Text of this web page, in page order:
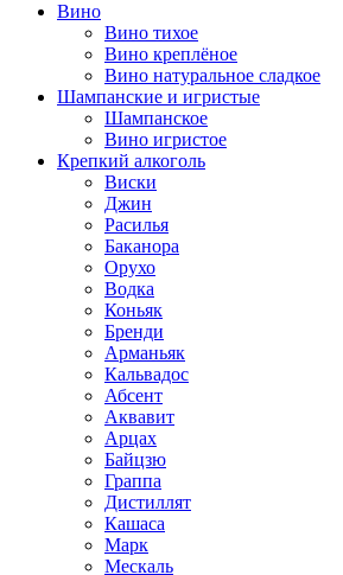
Вино
Вино тихое
Вино креплёное
Вино натуральное сладкое
Шампанские и игристые
Шампанское
Вино игристое
Крепкий алкоголь
Виски
Джин
Расилья
Баканора
Орухо
Водка
Коньяк
Бренди
Арманьяк
Кальвадос
Абсент
Аквавит
Арцах
Байцзю
Граппа
Дистиллят
Кашаса
Марк
Мескаль